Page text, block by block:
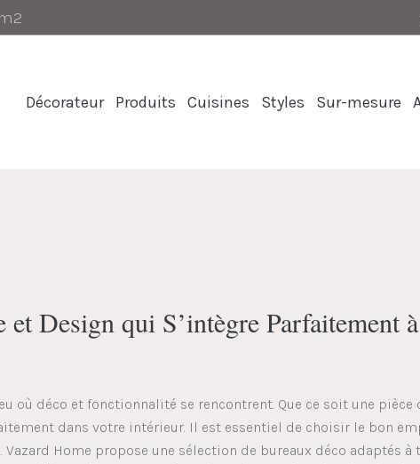
Décorateur Produits Cuisines Styles Sur-mesure
Design qui S’intègre Parfaitement
où déco et fonctionnalité se rencontrent. Que ce soit une pièce
dans votre intérieur. Il est essentiel de choisir le bon
Home propose une sélection de bureaux déco adaptés à